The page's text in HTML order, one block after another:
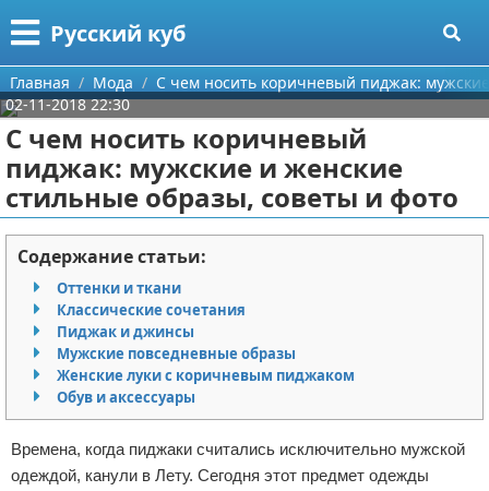
Русский куб
Меню
Главная
Категории
Программирование
Бизнес
Красота
Мода
Отношения
Самосовершенствование
Финансы
Поиск
О проекте
Контакты
Сотрудничество
Размещение рекламы
Для правообладателей
Условия предоставления информации
Главная Мода
С чем носить коричневый пиджак:
02-11-2018 22:30
С чем носить коричневый
пиджак: мужские и женские
стильные образы, советы и фото
Содержание статьи:
Оттенки и ткани
Классические сочетания
Пиджак и джинсы
Мужские повседневные образы
Женские луки с коричневым пиджаком
Обув и аксессуары
Времена, когда пиджаки считались исключительно мужской
одеждой, канули в Лету. Сегодня этот предмет одежды